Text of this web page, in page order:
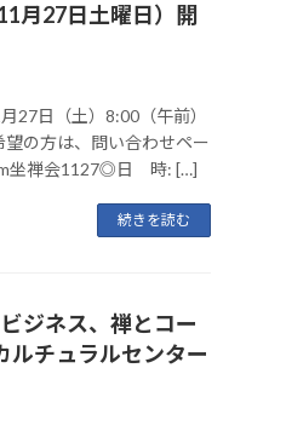
月27日土曜日）開
27日（土）8:00（午前）
の方は、問い合わせペー
坐禅会1127◎日 時: […]
続きを読む
ジネス、禅とコー
ルチュラルセンター